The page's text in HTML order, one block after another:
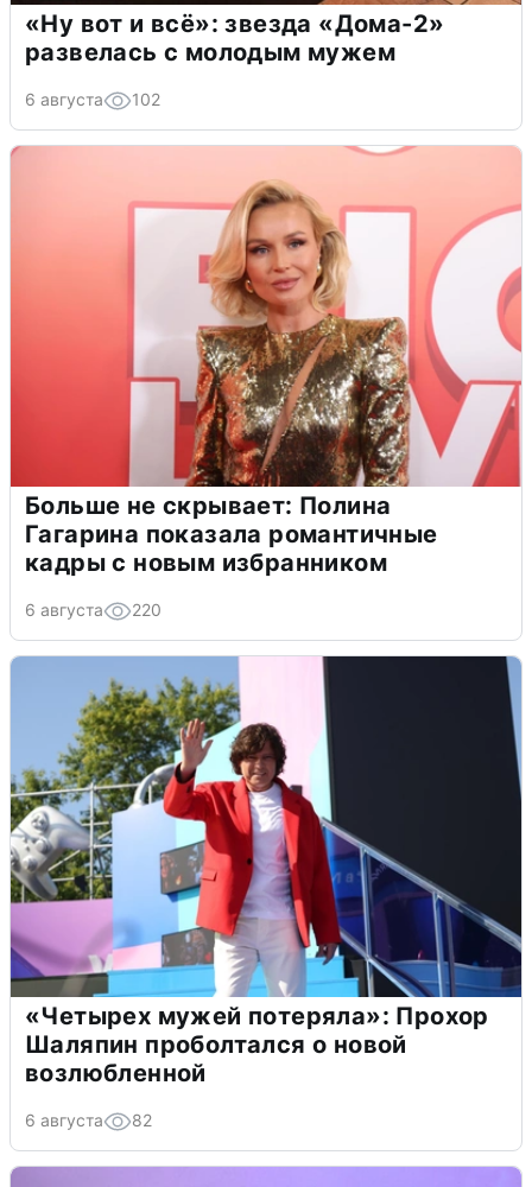
«Ну вот и всё»: звезда «Дома-2»
развелась с молодым мужем
6 августа 102
Больше не скрывает: Полина
Гагарина показала романтичные
кадры с новым избранником
6 августа 220
«Четырех мужей потеряла»: Прохор
Шаляпин проболтался о новой
возлюбленной
6 августа 82